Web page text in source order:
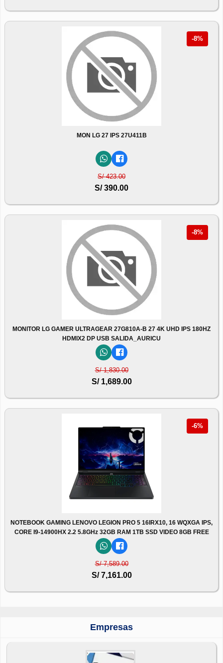
-8%
MON LG 27 IPS 27U411B
S/ 423.00
S/ 390.00
-8%
MONITOR LG GAMER ULTRAGEAR 27G810A-B 27 4K UHD IPS 180HZ
HDMIX2 DP USB SALIDA_AURICU
S/ 1,830.00
S/ 1,689.00
-6%
NOTEBOOK GAMING LENOVO LEGION PRO 5 16IRX10, 16 WQXGA IPS,
CORE I9-14900HX 2.2 5.8GHz 32GB RAM 1TB SSD VIDEO 8GB FREE
S/ 7,589.00
S/ 7,161.00
Empresas